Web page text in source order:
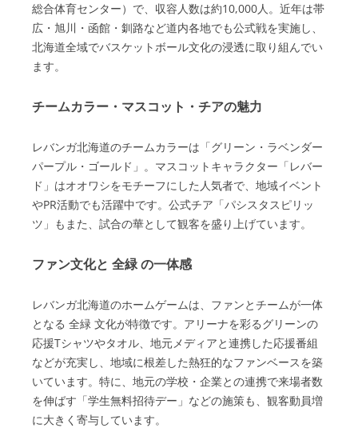
総合体育センター）で、収容人数は約10,000人。近年は帯
広・旭川・函館・釧路など道内各地でも公式戦を実施し、
北海道全域でバスケットボール文化の浸透に取り組んでい
ます。
チームカラー・マスコット・チアの魅力
レバンガ北海道のチームカラーは「グリーン・ラベンダー
パープル・ゴールド」。マスコットキャラクター「レバー
ド」はオオワシをモチーフにした人気者で、地域イベント
やPR活動でも活躍中です。公式チア「パシスタスピリッ
ツ」もまた、試合の華として観客を盛り上げています。
ファン文化と 全緑 の一体感
レバンガ北海道のホームゲームは、ファンとチームが一体
となる 全緑 文化が特徴です。アリーナを彩るグリーンの
応援Tシャツやタオル、地元メディアと連携した応援番組
などが充実し、地域に根差した熱狂的なファンベースを築
いています。特に、地元の学校・企業との連携で来場者数
を伸ばす「学生無料招待デー」などの施策も、観客動員増
に大きく寄与しています。